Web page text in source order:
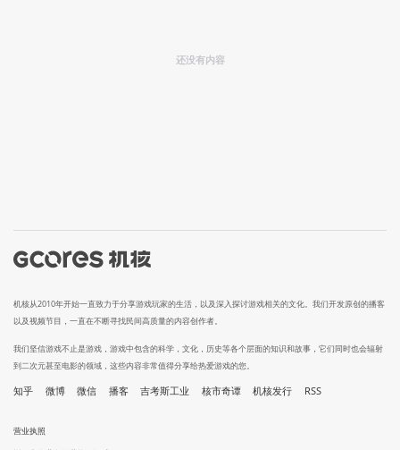
还没有内容
机核从2010年开始一直致力于分享游戏玩家的生活，以及深入探讨游戏相关的文化。我们开发原创的播客
以及视频节目，一直在不断寻找民间高质量的内容创作者。
我们坚信游戏不止是游戏，游戏中包含的科学，文化，历史等各个层面的知识和故事，它们同时也会辐射
到二次元甚至电影的领域，这些内容非常值得分享给热爱游戏的您。
知乎 微博 微信 播客 吉考斯工业 核市奇谭 机核发行 RSS
营业执照